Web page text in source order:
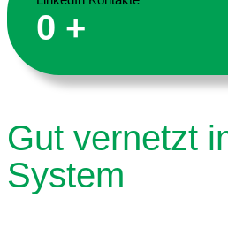
0 +
Gut vernetzt
System